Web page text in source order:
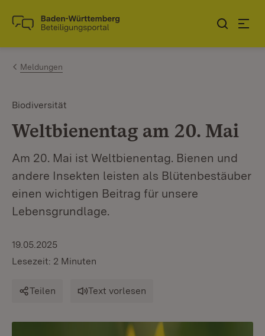
Zum Inhalt springen
Link zur Startseite
Meldungen
Biodiversität
Weltbienentag am 20. Mai
Am 20. Mai ist Weltbienentag. Bienen und
andere Insekten leisten als Blütenbestäuber
einen wichtigen Beitrag für unsere
Lebensgrundlage.
19.05.2025
Lesezeit: 2 Minuten
Teilen Text vorlesen